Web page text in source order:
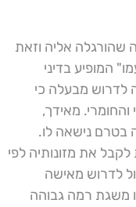
שהורגלה אליה וזאת
המופיע בדיני
לדרוש מבעלה כי
מאידך,
בטרם נישאה לו.
את מזונותיה לפי
לדרוש מאישה
משגת רמה גבוהה